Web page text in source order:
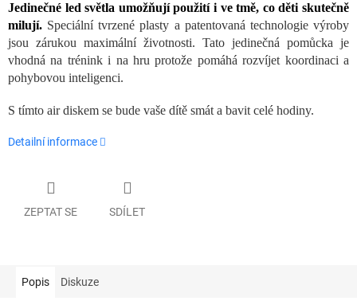
Jedinečné led světla umožňují použití i ve tmě, co děti skutečně
milují. Speciální tvrzené plasty a patentovaná technologie výroby
jsou zárukou maximální životnosti. Tato jedinečná pomůcka je
vhodná na trénink i na hru protože pomáhá rozvíjet koordinaci a
pohybovou inteligenci.
S tímto air diskem se bude vaše dítě smát a bavit celé hodiny.
Detailní informace
ZEPTAT SE SDÍLET
Popis Diskuze